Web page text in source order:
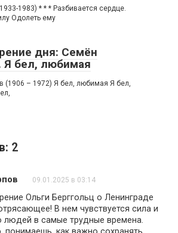
1983) * * * Разбивается сердце.
Одолеть ему
дня: Семён
Я бел, любимая
(1906 – 1972) Я бел, любимая Я бел,
2
09.01.2025 в 03:14
Ольги Берггольц о Ленинграде
В нем чувствуется сила и
людей в самые трудные времена.